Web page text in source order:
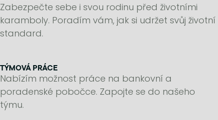
Zabezpečte sebe i svou rodinu před životními
karamboly. Poradím vám, jak si udržet svůj životní
standard.
TÝMOVÁ PRÁCE
Nabízím možnost práce na bankovní a
poradenské pobočce. Zapojte se do našeho
týmu.